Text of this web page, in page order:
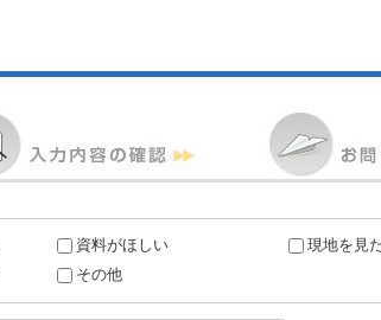
資料がほしい
現地を見
その他